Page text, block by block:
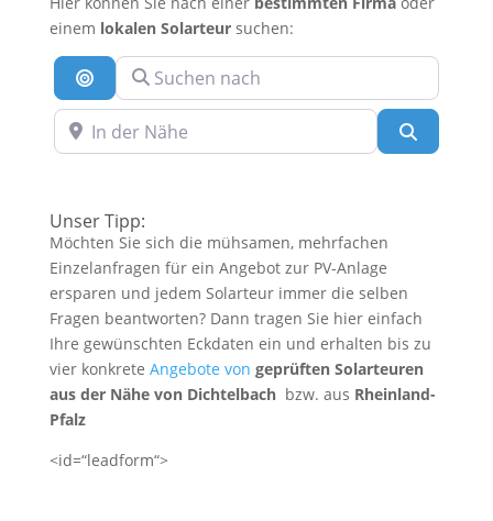
einem lokalen Solarteursuchen:
Suche nach Entfernung
Suchen nach
In der Nähe
Unser Tipp:
Möchten Sie sich die mühsamen, mehrfachen
Einzelanfragen für ein Angebot zur PV-Anlage
ersparen und jedem Solarteur immer die selben
Fragen beantworten? Dann tragen Sie hier einfach
Ihre gewünschten Eckdaten ein und erhalten bis zu
vier konkrete Angebote von geprüften Solarteuren
aus der Nähe von Dichtelbach bzw. aus Rheinland-
Pfalz
<id=“leadform“>